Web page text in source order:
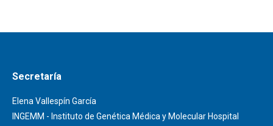
Secretaría
Elena Vallespín García
INGEMM - Instituto de Genética Médica y Molecular Hospital